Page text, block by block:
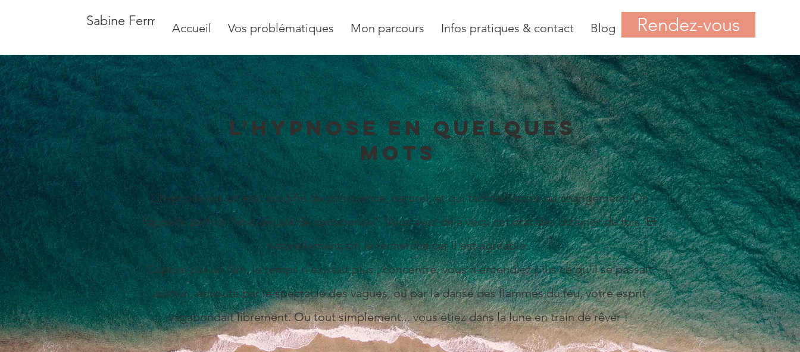
Sabine Fermé - Psychologue - Hypnothérapeute
Accueil Vos problématiques Mon parcours Infos pratiques & contact Blog Rendez-vous
l'hypnose en quelques
mots
L'hypnose est unétat modifié de conscience, naturel, et qui facilite l'accès au changement. On
l'appelle parfois "état décalé de conscience". Vous avez déjà vécu cet état des dizaines de fois. Et
naturellement, on le recherche car il est agréable.
Captivé par un film, le temps n'existait plus ; concentré, vous n'entendiez plus ce qu'il se passait
autour ; envouté par le spectacle des vagues, ou par la danse des flammes du feu, votre esprit
vagabondait librement.Ou tout simplement... vous étiez dans la lune en train de rêver !